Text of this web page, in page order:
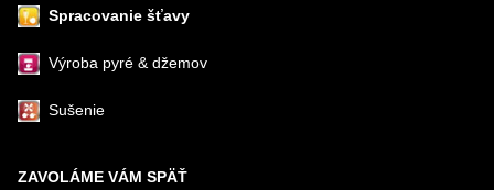
Spracovanie šťavy
Výroba pyré & džemov
Sušenie
ZAVOLÁME VÁM SPÄŤ